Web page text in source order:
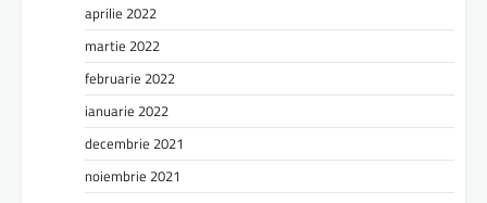
aprilie 2022
martie 2022
februarie 2022
ianuarie 2022
decembrie 2021
noiembrie 2021